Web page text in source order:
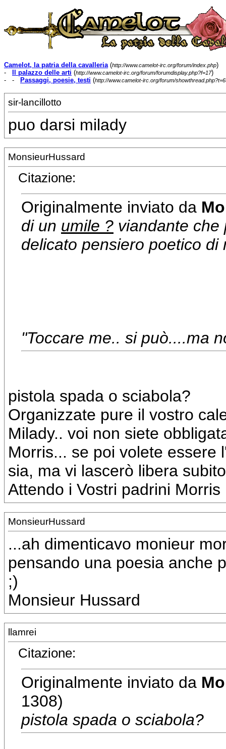
Camelot, la patria della cavalleria(http://www.camelot-irc.org/forum/index.php)
-
Il palazzo delle arti (http://www.camelot-irc.org/forum/forumdisplay.php?f=17)
- -
Passaggi, poesie, testi (http://www.camelot-irc.org/forum/
sir-lancillotto
puo darsi milady
MonsieurHussard
Citazione:
Originalmente inviato da
di un umile ? viandante che
delicato pensiero poetico di
"Toccare me.. si può....ma
pistola spada o sciabola?
Organizzate pure il vostro
Milady.. voi non siete
Morris... se poi volete essere
sia, ma vi lascerò libera
Attendo i Vostri padrini Morris
MonsieurHussard
...ah dimenticavo monieur
pensando una poesia anche
;)
Monsieur Hussard
llamrei
Citazione:
Originalmente inviato da
1308)
pistola spada o sciabola?